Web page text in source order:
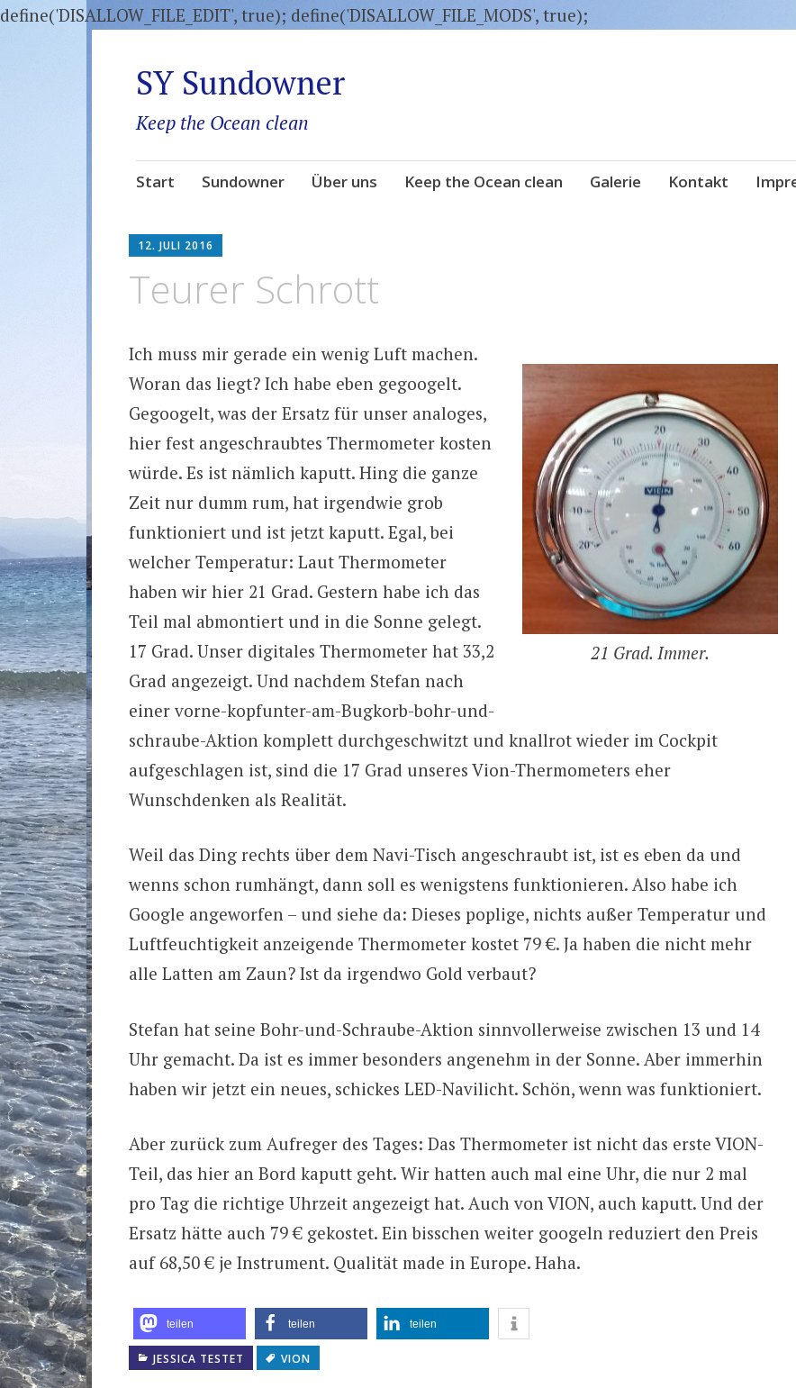
define('DISALLOW_FILE_EDIT', true); define('DISALLOW_FILE_MODS', true);
SY Sundowner
Keep the Ocean clean
Zum
Start Sundowner Über uns Keep the Ocean clean Galerie Kontakt
12. JULI 2016
Teurer Schrott
21 Grad. Immer.
Ich muss mir gerade ein wenig Luft machen.
Woran das liegt? Ich habe eben gegoogelt.
Gegoogelt, was der Ersatz für unser analoges,
hier fest angeschraubtes Thermometer kosten
würde. Es ist nämlich kaputt. Hing die ganze
Zeit nur dumm rum, hat irgendwie grob
funktioniert und ist jetzt kaputt. Egal, bei
welcher Temperatur: Laut Thermometer
haben wir hier 21 Grad. Gestern habe ich das
Teil mal abmontiert und in die Sonne gelegt.
17 Grad. Unser digitales Thermometer hat 33,2
Grad angezeigt. Und nachdem Stefan nach
einer vorne-kopfunter-am-Bugkorb-bohr-und-
schraube-Aktion komplett durchgeschwitzt und knallrot wieder im Cockpit
aufgeschlagen ist, sind die 17 Grad unseres Vion-Thermometers eher
Wunschdenken als Realität.
Weil das Ding rechts über dem Navi-Tisch angeschraubt ist, ist es eben da und
wenns schon rumhängt, dann soll es wenigstens funktionieren. Also habe ich
Google angeworfen – und siehe da: Dieses poplige, nichts außer Temperatur und
Luftfeuchtigkeit anzeigende Thermometer kostet 79 €. Ja haben die nicht mehr
alle Latten am Zaun? Ist da irgendwo Gold verbaut?
Stefan hat seine Bohr-und-Schraube-Aktion sinnvollerweise zwischen 13 und 14
Uhr gemacht. Da ist es immer besonders angenehm in der Sonne. Aber immerhin
haben wir jetzt ein neues, schickes LED-Navilicht. Schön, wenn was funktioniert.
Aber zurück zum Aufreger des Tages: Das Thermometer ist nicht das erste VION-
Teil, das hier an Bord kaputt geht. Wir hatten auch mal eine Uhr, die nur 2 mal
pro Tag die richtige Uhrzeit angezeigt hat. Auch von VION, auch kaputt. Und der
Ersatz hätte auch 79 € gekostet. Ein bisschen weiter googeln reduziert den Preis
auf 68,50 € je Instrument. Qualität made in Europe. Haha.
teilen teilen teilen
JESSICA TESTET VION